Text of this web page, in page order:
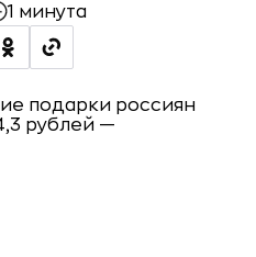
1 минута